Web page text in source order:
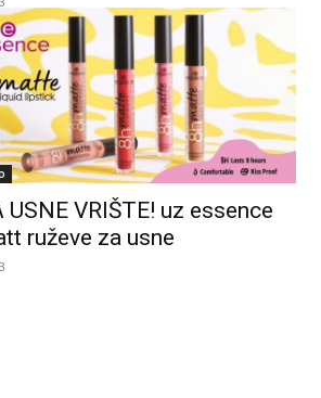
USNE VRIŠTE! uz essence
ruževe za usne